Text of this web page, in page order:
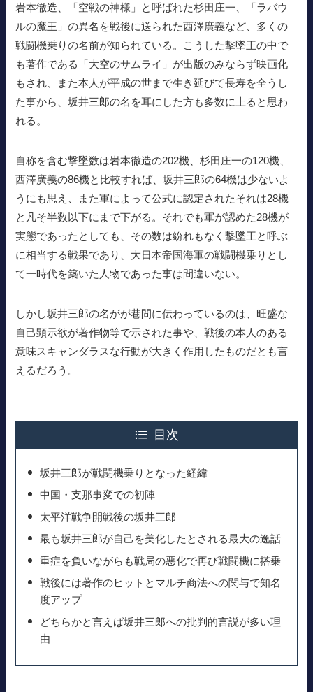
岩本徹造、「空戦の神様」と呼ばれた杉田庄一、「ラバウ
ルの魔王」の異名を戦後に送られた西澤廣義など、多くの
戦闘機乗りの名前が知られている。こうした撃墜王の中で
も著作である「大空のサムライ」が出版のみならず映画化
もされ、また本人が平成の世まで生き延びて長寿を全うし
た事から、坂井三郎の名を耳にした方も多数に上ると思わ
れる。
自称を含む撃墜数は岩本徹造の202機、杉田庄一の120機、
西澤廣義の86機と比較すれば、坂井三郎の64機は少ないよ
うにも思え、また軍によって公式に認定されたそれは28機
と凡そ半数以下にまで下がる。それでも軍が認めた28機が
実態であったとしても、その数は紛れもなく撃墜王と呼ぶ
に相当する戦果であり、大日本帝国海軍の戦闘機乗りとし
て一時代を築いた人物であった事は間違いない。
しかし坂井三郎の名がが巷間に伝わっているのは、旺盛な
自己顕示欲が著作物等で示された事や、戦後の本人のある
意味スキャンダラスな行動が大きく作用したものだとも言
えるだろう。
目次
坂井三郎が戦闘機乗りとなった経緯
中国・支那事変での初陣
太平洋戦争開戦後の坂井三郎
最も坂井三郎が自己を美化したとされる最大の逸話
重症を負いながらも戦局の悪化で再び戦闘機に搭乗
戦後には著作のヒットとマルチ商法への関与で知名
度アップ
どちらかと言えば坂井三郎への批判的言説が多い理
由